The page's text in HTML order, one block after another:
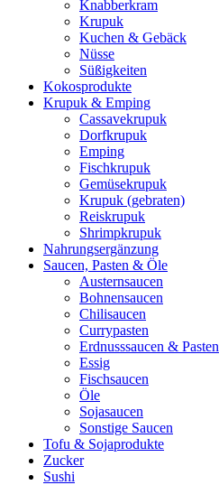
Knabberkram
Krupuk
Kuchen & Gebäck
Nüsse
Süßigkeiten
Kokosprodukte
Krupuk & Emping
Cassavekrupuk
Dorfkrupuk
Emping
Fischkrupuk
Gemüsekrupuk
Krupuk (gebraten)
Reiskrupuk
Shrimpkrupuk
Nahrungsergänzung
Saucen, Pasten & Öle
Austernsaucen
Bohnensaucen
Chilisaucen
Currypasten
Erdnusssaucen & Pasten
Essig
Fischsaucen
Öle
Sojasaucen
Sonstige Saucen
Tofu & Sojaprodukte
Zucker
Sushi